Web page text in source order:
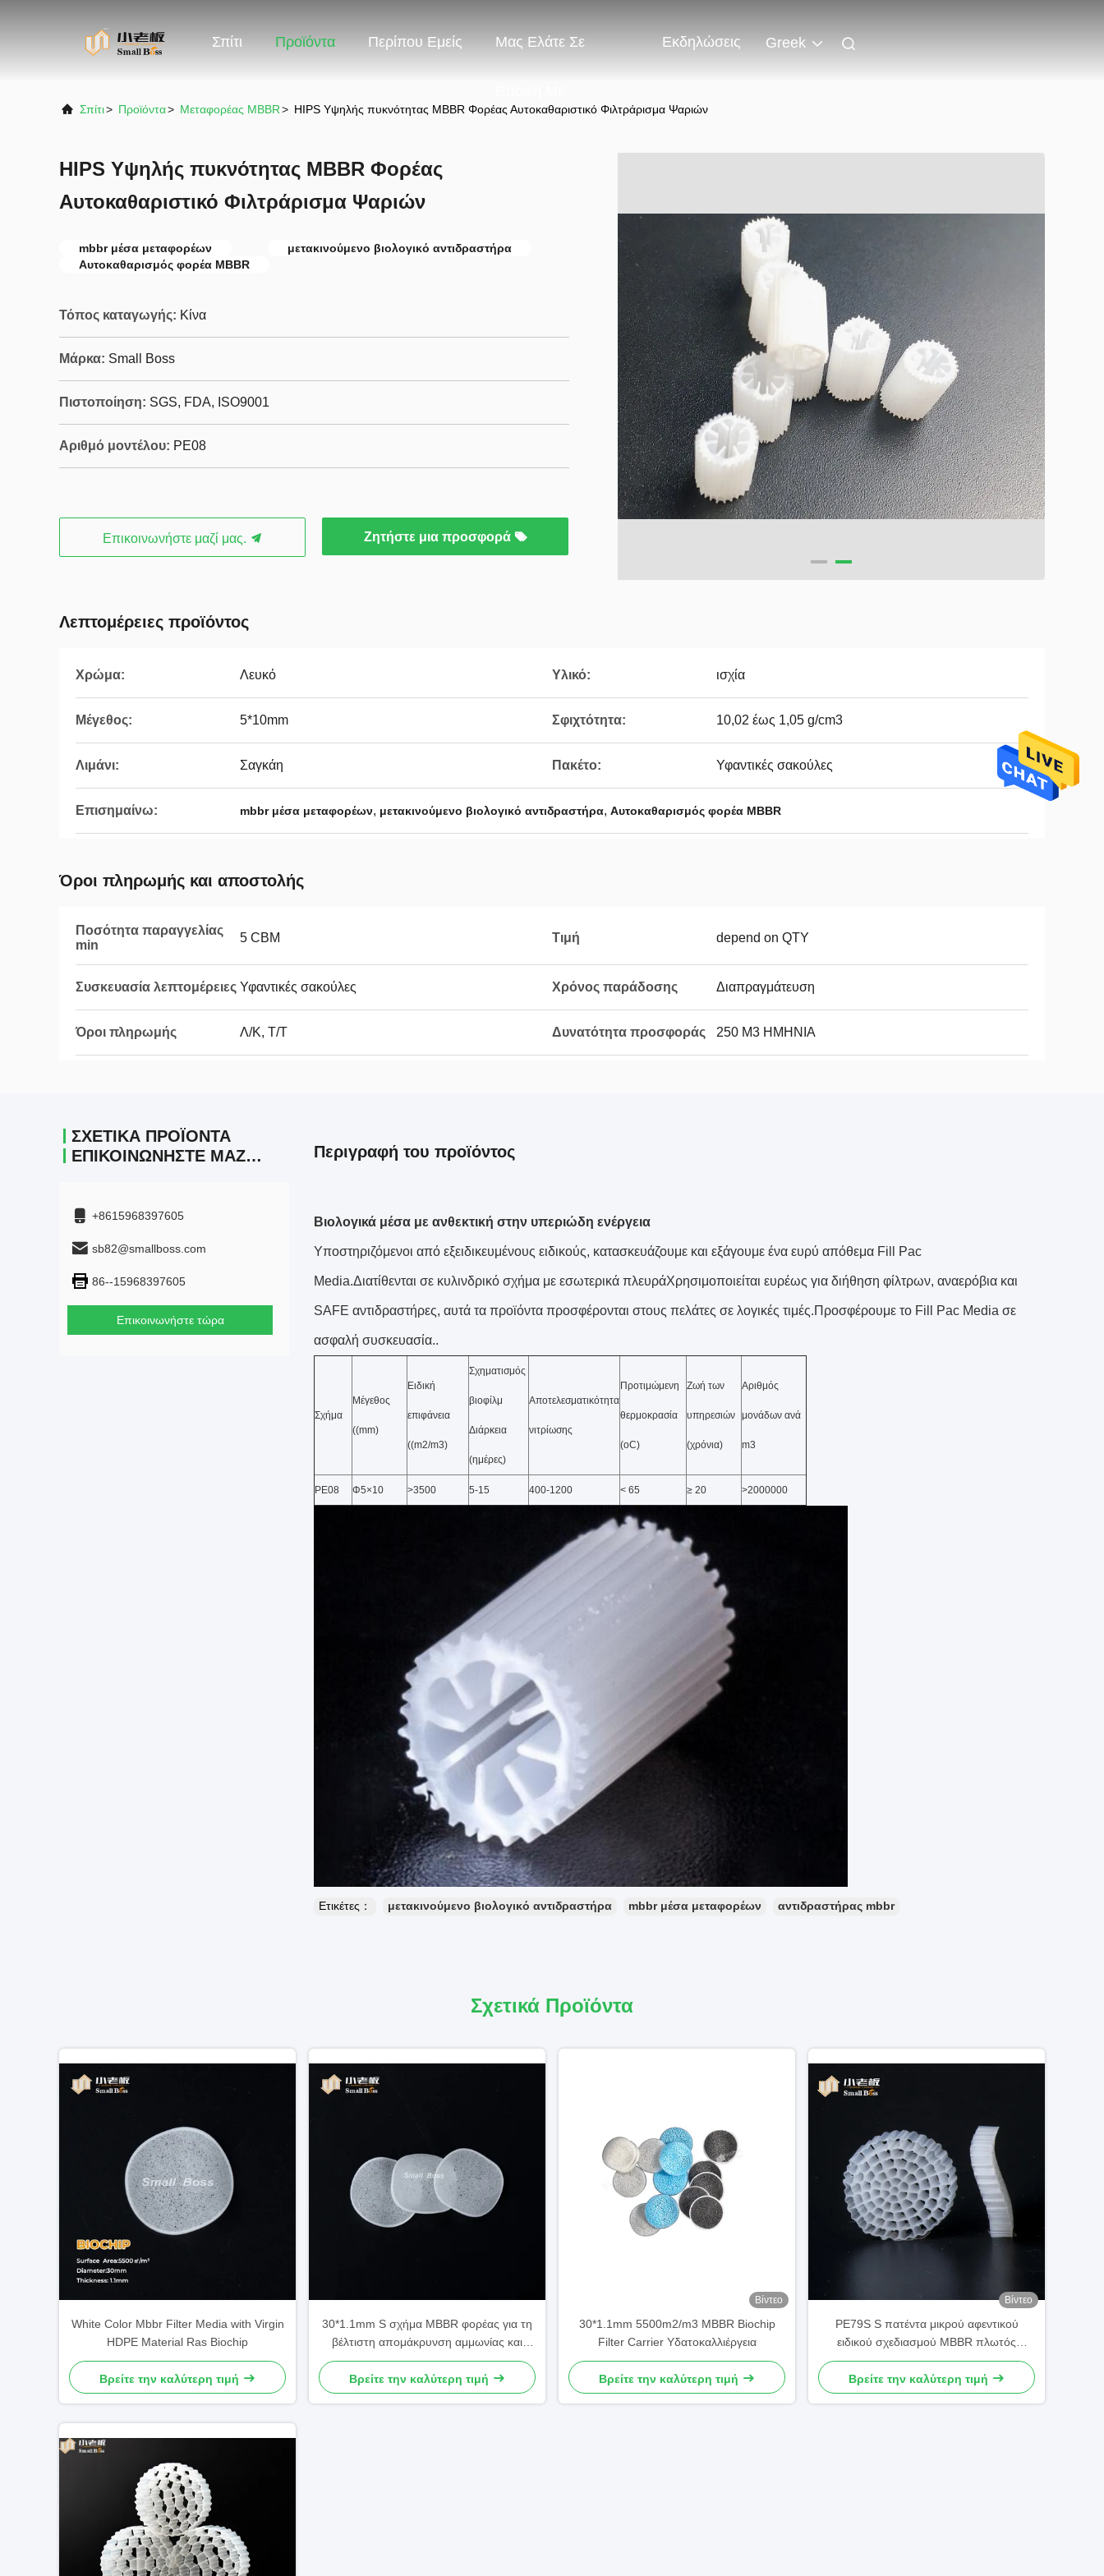
Σπίτι Προϊόντα Περίπου Εμείς Μας Ελάτε Σε Εκδηλώσεις Greek
Σπίτι> Προϊόντα> Μεταφορέας MBBR> HIPS Υψηλής πυκνότητας MBBR Φορέας Αυτοκαθαριστικό Φιλτράρισμα Ψαριών
HIPS Υψηλής πυκνότητας MBBR Φορέας
Αυτοκαθαριστικό Φιλτράρισμα Ψαριών
mbbr μέσα μεταφορέων
μετακινούμενο βιολογικό αντιδραστήρα
Αυτοκαθαρισμός φορέα MBBR
Τόπος καταγωγής: Κίνα
Μάρκα: Small Boss
Πιστοποίηση: SGS, FDA, ISO9001
Αριθμό μοντέλου: PE08
Επικοινωνήστε μαζί μας. Ζητήστε μια προσφορά
Λεπτομέρειες προϊόντος
Χρώμα: Λευκό Υλικό: ισχία
Μέγεθος: 5*10mm Σφιχτότητα: 10,02 έως 1,05 g/cm3
Λιμάνι: Σαγκάη Πακέτο: Υφαντικές σακούλες
Επισημαίνω: mbbr μέσα μεταφορέων, μετακινούμενο βιολογικό αντιδραστήρα, Αυτοκαθαρισμός φορέα MBBR
Όροι πληρωμής και αποστολής
Ποσότητα παραγγελίας
min
5 CBM Τιμή depend on QTY
Συσκευασία λεπτομέρειες Υφαντικές σακούλες Χρόνος παράδοσης Διαπραγμάτευση
Όροι πληρωμής Λ/Κ, Τ/Τ Δυνατότητα προσφοράς 250 M3 ΗΜΗΝΙΑ
ΣΧΕΤΙΚΆ ΠΡΟΪΌΝΤΑ
ΕΠΙΚΟΙΝΩΝΉΣΤΕ ΜΑΖΊ ΜΑΣ.
+8615968397605
sb82@smallboss.com
86--15968397605
Επικοινωνήστε τώρα
Περιγραφή του προϊόντος
Βιολογικά μέσα με ανθεκτική στην υπεριώδη ενέργεια
Υποστηριζόμενοι από εξειδικευμένους ειδικούς, κατασκευάζουμε και εξάγουμε ένα ευρύ απόθεμα Fill Pac
Media.Διατίθενται σε κυλινδρικό σχήμα με εσωτερικά πλευράΧρησιμοποιείται ευρέως για διήθηση φίλτρων, αναερόβια και
SAFE αντιδραστήρες, αυτά τα προϊόντα προσφέρονται στους πελάτες σε λογικές τιμές.Προσφέρουμε το Fill Pac Media σε
ασφαλή συσκευασία..
Σχήμα
Μέγεθος
((mm)
Ειδική
επιφάνεια
((m2/m3)
Σχηματισμός
βιοφίλμ
Διάρκεια
(ημέρες)
Αποτελεσματικότητα
νιτρίωσης
Προτιμώμενη
θερμοκρασία
(oC)
Ζωή των
υπηρεσιών
(χρόνια)
Αριθμός
μονάδων ανά
m3
PE08 Φ5×10 >3500 5-15 400-1200 < 65 ≥ 20 >2000000
Ετικέτες： μετακινούμενο βιολογικό αντιδραστήρα mbbr μέσα μεταφορέων αντιδραστήρας mbbr
Σχετικά Προϊόντα
White Color Mbbr Filter Media with Virgin
HDPE Material Ras Biochip
Βρείτε την καλύτερη τιμή
30*1.1mm S σχήμα MBBR φορέας για τη
βέλτιστη απομάκρυνση αμμωνίας και
νιτρώνων στον διήθηση
υδατοκαλλιέργειας
Βρείτε την καλύτερη τιμή
Βίντεο
30*1.1mm 5500m2/m3 MBBR Biochip
Filter Carrier Υδατοκαλλιέργεια
Βρείτε την καλύτερη τιμή
Βίντεο
PE79S S πατέντα μικρού αφεντικού
ειδικού σχεδιασμού MBBR πλωτός
φορέας
Βρείτε την καλύτερη τιμή